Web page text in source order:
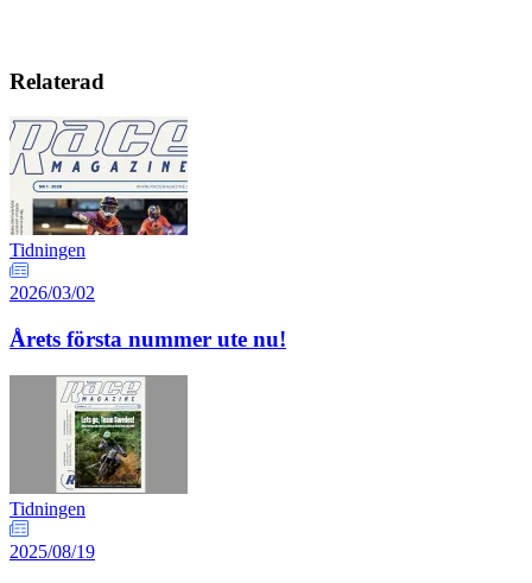
Relaterad
Tidningen
2026/03/02
Årets första nummer ute nu!
Tidningen
2025/08/19